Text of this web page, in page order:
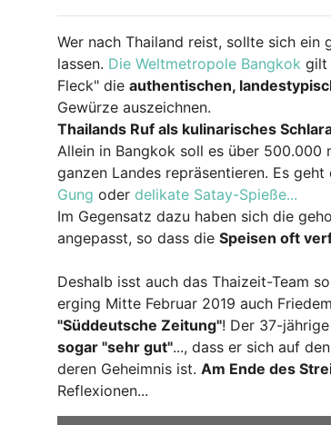
Wer nach Thailand reist, sollte sich ein
lassen. Die Weltmetropole Bangkok gilt
Fleck" die authentischen,
Gewürze auszeichnen.
Thailands Ruf als kulinarisches
Allein in Bangkok soll es über 500.000
ganzen Landes repräsentieren. Es
Gung oder delikate Satay-Spieße...
Im Gegensatz dazu haben sich die
angepasst, so dass die Speisen oft
Deshalb isst auch das Thaizeit-Team
erging Mitte Februar 2019 auch
"Süddeutsche Zeitung"! Der 37-
sogar "sehr gut"..., dass er sich auf
deren Geheimnis ist. Am Ende des
Reflexionen...